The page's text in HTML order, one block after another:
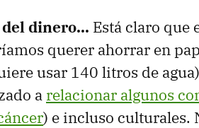
dinero... Está claro que
querer ahorrar en
usar 140 litros de
a relacionar algunos
) e incluso culturales.